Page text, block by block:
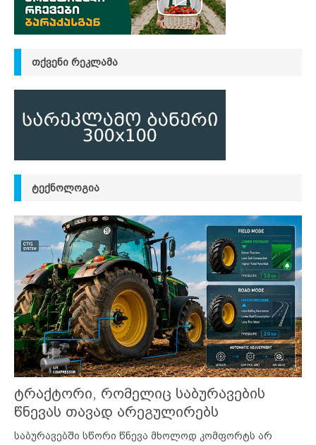
ᲗᲥᲕᲔᲜᲘ ᲠᲔᲙᲚᲐᲛᲐ
ᲢᲔᲥᲜᲝᲚᲝᲒᲘᲐ
ტრაქტორი, რომელიც საბურავების
წნევას თავად არეგულირებს
საბურავებში სწორი წნევა მხოლოდ კომფორტს არ